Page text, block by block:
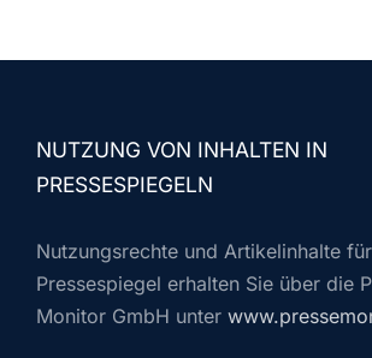
NUTZUNG VON INHALTEN IN
PRESSESPIEGELN
Nutzungsrechte und Artikelinhalte
Pressespiegel erhalten Sie über die
Monitor GmbH unter